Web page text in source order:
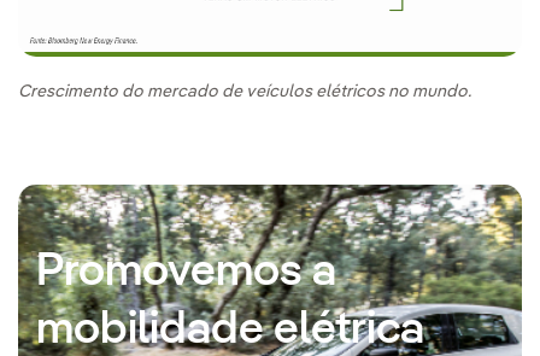
Crescimento do mercado de veículos elétricos no mundo.
Promovemos a
mobilidade elétrica